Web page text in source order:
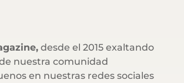
desde el 2015 exaltando
nuestra comunidad
en nuestras redes sociales